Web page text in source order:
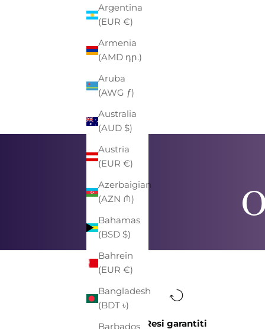
Argentina
(EUR €)
Armenia
(AMD դր.)
Aruba
(AWG ƒ)
Australia
(AUD $)
Austria
(EUR €)
Azerbaigian
(AZN ₼)
Bahamas
(BSD $)
Bahrein
(EUR €)
Bangladesh
(BDT ৳)
Barbados
PREZZO
€130,00-40%PREZZO SCONTATO
€78,00
Resi garantiti